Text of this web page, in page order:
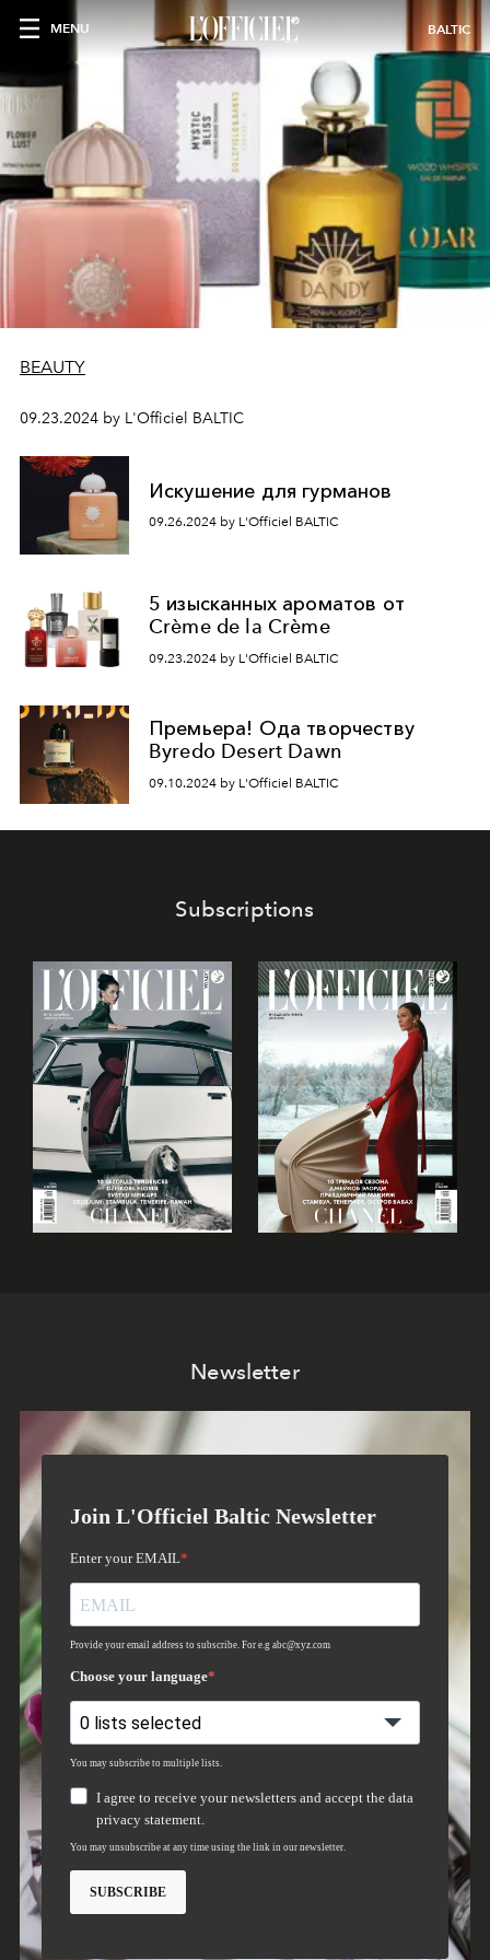
MENU BALTIC
BEAUTY
09.23.2024 by L'Officiel BALTIC
Искушение для гурманов
09.26.2024 by L'Officiel BALTIC
5 изысканных ароматов от
Crème de la Crème
09.23.2024 by L'Officiel BALTIC
Премьера! Ода творчеству
Byredo Desert Dawn
09.10.2024 by L'Officiel BALTIC
Subscriptions
Newsletter